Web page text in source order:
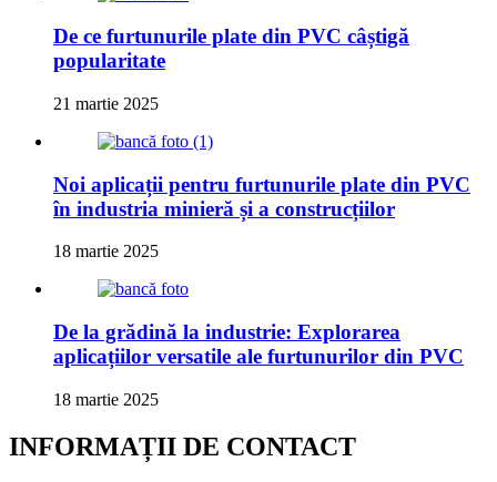
De ce furtunurile plate din PVC câștigă
popularitate
21 martie 2025
Noi aplicații pentru furtunurile plate din PVC
în industria minieră și a construcțiilor
18 martie 2025
De la grădină la industrie: Explorarea
aplicațiilor versatile ale furtunurilor din PVC
18 martie 2025
INFORMAȚII DE CONTACT